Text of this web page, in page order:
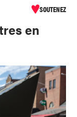
SOUTENEZ
en